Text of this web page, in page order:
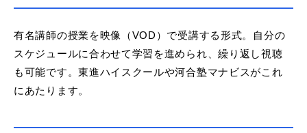
有名講師の授業を映像（VOD）で受講する形式。自分の
スケジュールに合わせて学習を進められ、繰り返し視聴
も可能です。東進ハイスクールや河合塾マナビスがこれ
にあたります。